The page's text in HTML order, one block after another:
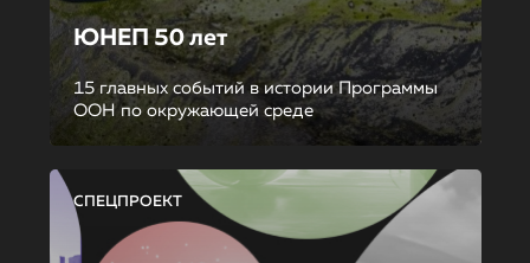
ЮНЕП 50 лет
15 главных событий в истории Программы
ООН по окружающей среде
СПЕЦПРОЕКТ